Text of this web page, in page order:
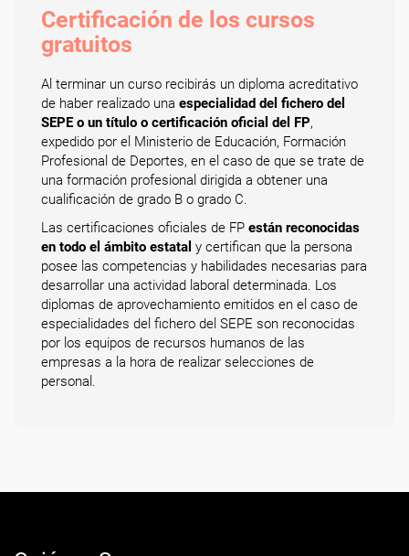
Certificación de los cursos
gratuitos
Al terminar un curso recibirás un diploma acreditativo
de haber realizado una especialidad del fichero del
SEPE o un título o certificación oficial del FP,
expedido por el Ministerio de Educación, Formación
Profesional de Deportes, en el caso de que se trate de
una formación profesional dirigida a obtener una
cualificación de grado B o grado C.
Las certificaciones oficiales de FP están reconocidas
en todo el ámbito estatal y certifican que la persona
posee las competencias y habilidades necesarias para
desarrollar una actividad laboral determinada. Los
diplomas de aprovechamiento emitidos en el caso de
especialidades del fichero del SEPE son reconocidas
por los equipos de recursos humanos de las
empresas a la hora de realizar selecciones de
personal.